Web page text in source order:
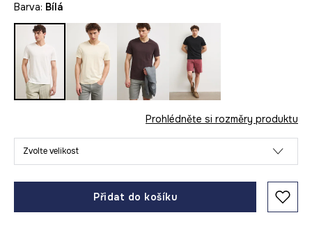
Barva: bílá
Prohlédněte si rozměry produktu
Zvolte velikost
Přidat do košíku